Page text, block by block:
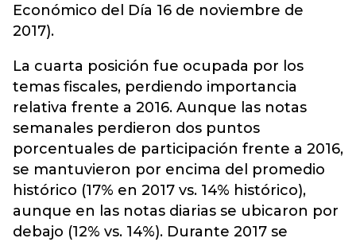
Económico del Día 16 de noviembre de
2017).
La cuarta posición fue ocupada por los
temas fiscales, perdiendo importancia
relativa frente a 2016. Aunque las notas
semanales perdieron dos puntos
porcentuales de participación frente a 2016,
se mantuvieron por encima del promedio
histórico (17% en 2017 vs. 14% histórico),
aunque en las notas diarias se ubicaron por
debajo (12% vs. 14%). Durante 2017 se